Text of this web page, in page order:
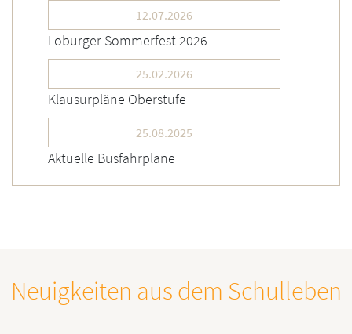
12.07.2026
Loburger Sommerfest 2026
25.02.2026
Klausurpläne Oberstufe
25.08.2025
Aktuelle Busfahrpläne
Neuigkeiten aus dem Schulleben